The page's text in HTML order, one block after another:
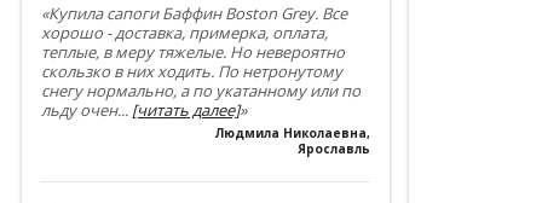
«Купила сапоги Баффин Boston Grey. Все
хорошо - доставка, примерка, оплата,
теплые, в меру тяжелые. Но невероятно
скользко в них ходить. По нетронутому
снегу нормально, а по укатанному или по
льду очен... [читать далее]»
Людмила Николаевна,
Ярославль